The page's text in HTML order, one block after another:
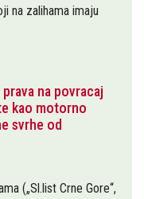
na zalihama imaju
na povracaj
kao motorno
svrhe od
(„Sl.list Crne Gore“,